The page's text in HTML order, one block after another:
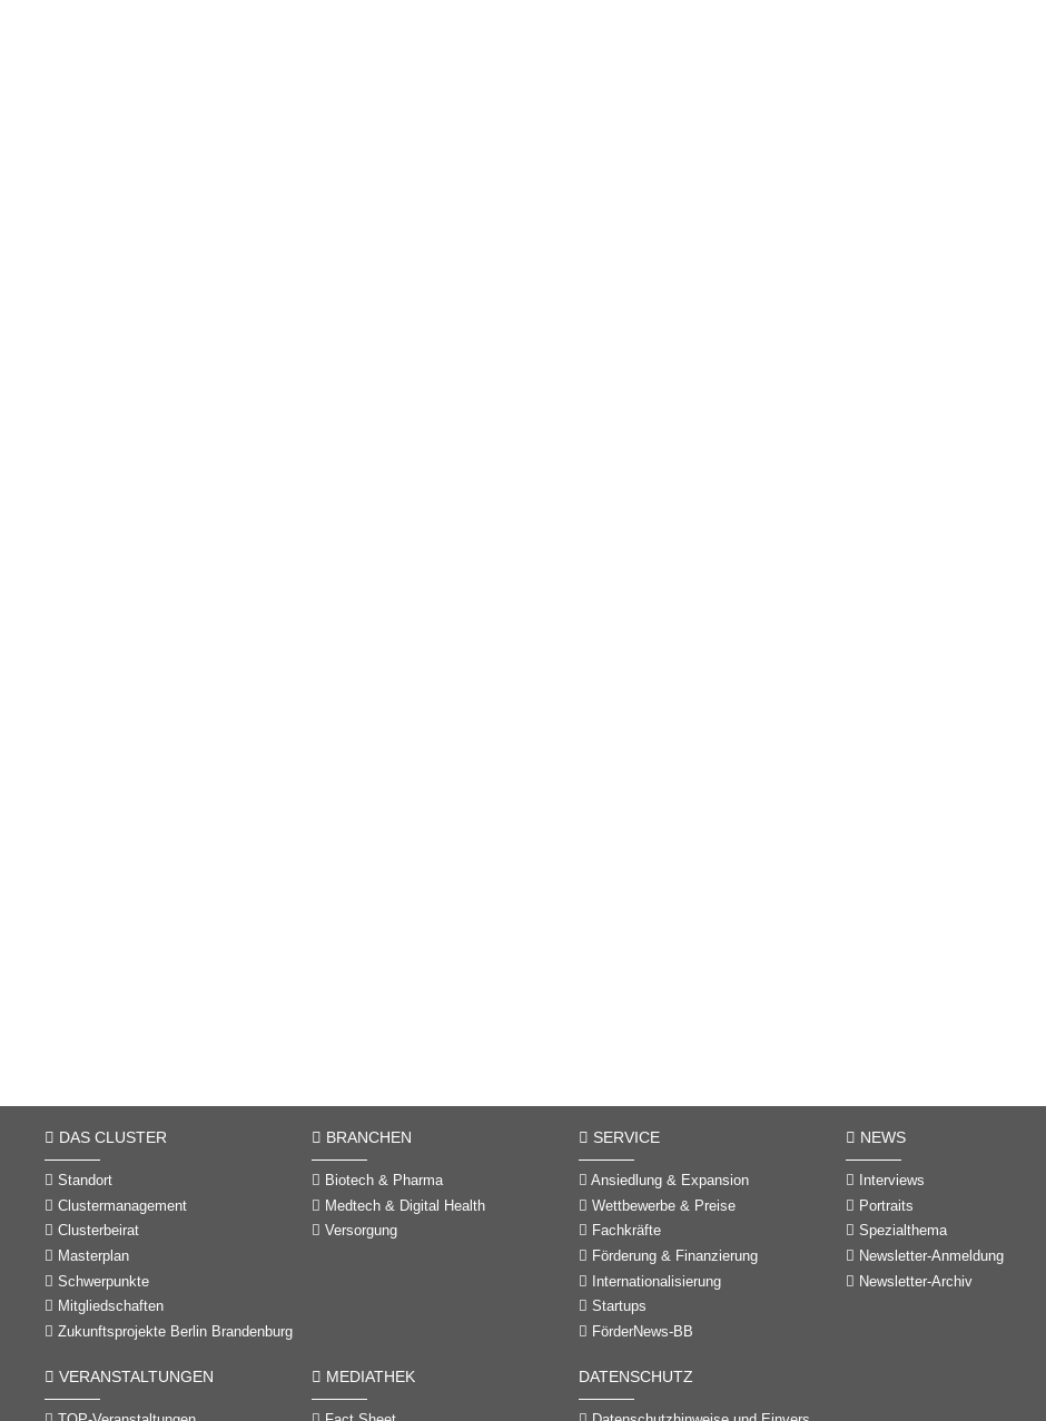
DAS CLUSTER
Standort
Clustermanagement
Clusterbeirat
Masterplan
Schwerpunkte
Mitgliedschaften
Zukunftsprojekte Berlin Brandenburg
BRANCHEN
Biotech & Pharma
Medtech & Digital Health
Versorgung
SERVICE
Ansiedlung & Expansion
Wettbewerbe & Preise
Fachkräfte
Förderung & Finanzierung
Internationalisierung
Startups
FörderNews-BB
NEWS
Interviews
Portraits
Spezialthema
Newsletter-Anmeldung
Newsletter-Archiv
VERANSTALTUNGEN MEDIATHEK DATENSCHUTZ